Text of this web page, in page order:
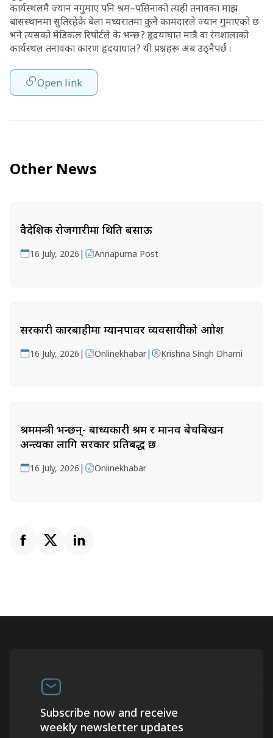
कार्यस्थलमै ज्यान नगुमाए पनि श्रम–पसिनाको त्यही तनावका माझ
बासस्थानमा सुतिरहेकै बेला मध्यरातमा कुनै कामदारले ज्यान गुमाएको छ
भने त्यसको मेडिकल रिपोर्टले के भन्छ ? हृदयाघात मात्रै वा रंगशालाको
कार्यस्थल तनावका कारण हृदयाघात ? यी प्रश्नहरू अब उठ्नैपर्छ ।
Open link
Other News
वैदेशिक रोजगारीमा थिति बसाऊ
16 July, 2026 | Annapurna Post
सरकारी कारबाहीमा म्यानपावर व्यवसायीको आक्रोश
16 July, 2026 | Onlinekhabar| Krishna Singh Dhami
श्रममन्त्री भन्छन्- बाध्यकारी श्रम र मानव बेचबिखन
अन्त्यका लागि सरकार प्रतिबद्ध छ
16 July, 2026 | Onlinekhabar
Subscribe now and receive
weekly newsletter updates